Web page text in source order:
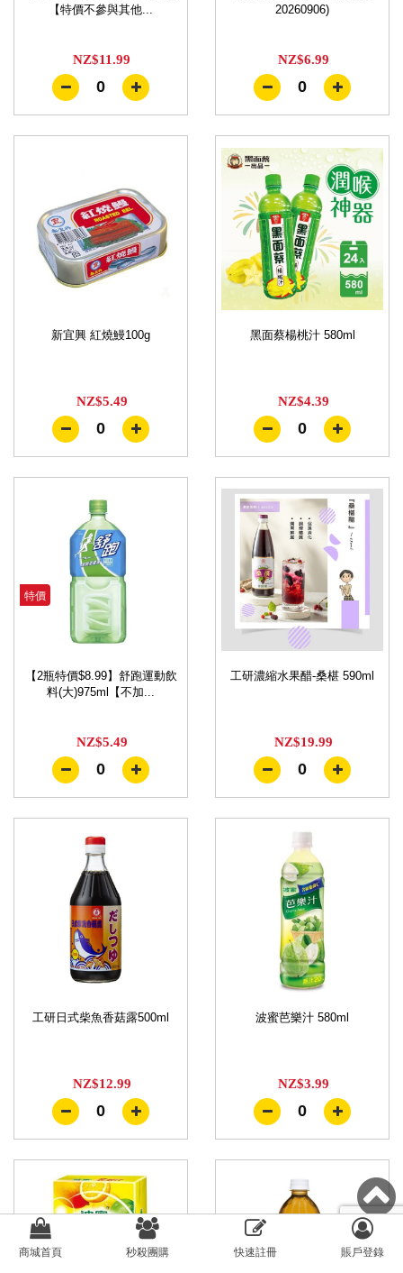
商城首頁 秒殺團購 快速註冊 賬戶登錄
【特價不參與其他...
NZ$11.99
0
20260906)
NZ$6.99
0
新宜興 紅燒鰻100g
NZ$5.49
0
黑面蔡楊桃汁 580ml
NZ$4.39
0
特價
【2瓶特價$8.99】舒跑運動飲
料(大)975ml【不加...
NZ$5.49
0
工研濃縮水果醋-桑椹 590ml
NZ$19.99
0
工研日式柴魚香菇露500ml
NZ$12.99
0
波蜜芭樂汁 580ml
NZ$3.99
0